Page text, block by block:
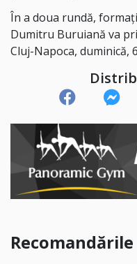
În a doua rundă,
Dumitru Buruiană va
Cluj-Napoca, duminică,